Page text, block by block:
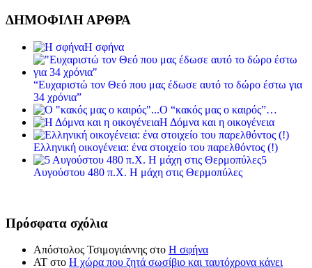
ΔΗΜΟΦΙΛΗ ΑΡΘΡΑ
Η σφήνα
“Ευχαριστώ τον Θεό που μας έδωσε αυτό το δώρο έστω για
34 χρόνια”
Ο “κακός μας ο καιρός”…
Η Δόμνα και η οικογένεια
Ελληνική οικογένεια: ένα στοιχείο του παρελθόντος (!)
5
Αυγούστου 480 π.Χ. Η μάχη στις Θερμοπύλες
Πρόσφατα σχόλια
Απόστολος Τσιμογιάννης στο Η σφήνα
ΑΤ στο Η χώρα που ζητά σωσίβιο και ταυτόχρονα κάνει